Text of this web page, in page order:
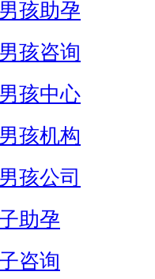
孩助孕
孩咨询
孩中心
孩机构
孩公司
助孕
咨询